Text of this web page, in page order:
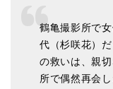
鶴亀撮影所で
代（杉咲花）
の救いは、親
所で偶然再会